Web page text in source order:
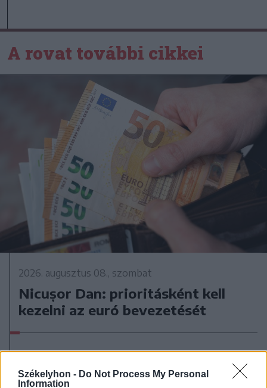
Székelyhon - Do Not Process My Personal
Information
A rovat további cikkei
2026. augusztus 08., szombat
Nicușor Dan: prioritásként kell
kezelni az euró bevezetését